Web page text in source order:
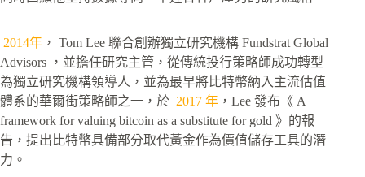
2014年 ， Tom Lee 聯合創辦獨立研究機構 Fundstrat Global
Advisors ，並擔任研究主管，從傳統投行策略師成功轉型
為獨立研究機構領導人，並為最早將比特幣納入主流估值
體系的華爾街策略師之一，於 2017 年 ，Lee 發布《 A
framework for valuing bitcoin as a substitute for gold 》的報
告，提出比特幣具備部分取代黃金作為價值儲存工具的潛
力。